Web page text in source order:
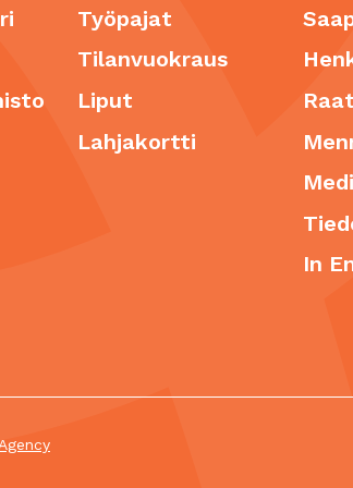
Työpajat
Tilanvuokraus
Liput
Lahjakortti
In